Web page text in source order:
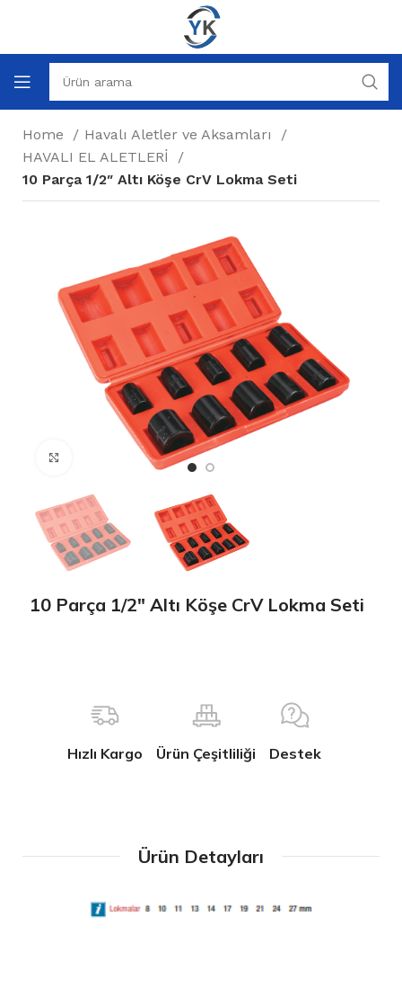
Home
Havalı Aletler ve Aksamları
HAVALI EL ALETLERİ
10 Parça 1/2″ Altı Köşe CrV Lokma Seti
Büyütmek için tıklayın
10 Parça 1/2″ Altı Köşe CrV Lokma Seti
Hızlı Kargo Ürün Çeşitliliği Destek
Ürün Detayları